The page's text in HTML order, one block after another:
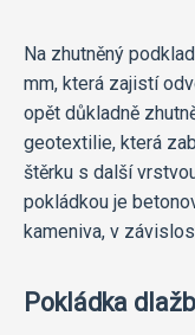
Na zhutněný
mm, která zajistí
opět důkladně
geotextilie, která
štěrku s další
pokládkou je
kameniva, v
Pokládka